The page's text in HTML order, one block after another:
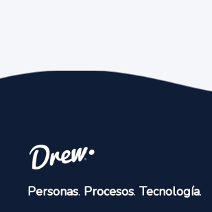
Personas. Procesos. Tecnología.